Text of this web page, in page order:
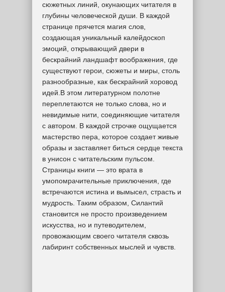
сюжетных линий, окунающих читателя в
глубины человеческой души. В каждой
странице прячется магия слов,
создающая уникальный калейдоскоп
эмоций, открывающий двери в
бескрайний ландшафт воображения, где
существуют герои, сюжеты и миры, столь
разнообразные, как бескрайний хоровод
идей.В этом литературном полотне
переплетаются не только слова, но и
невидимые нити, соединяющие читателя
с автором. В каждой строчке ощущается
мастерство пера, которое создает живые
образы и заставляет биться сердце текста
в унисон с читательским пульсом.
Страницы книги — это врата в
умопомрачительные приключения, где
встречаются истина и вымысел, страсть и
мудрость. Таким образом, Силантий
становится не просто произведением
искусства, но и путеводителем,
провожающим своего читателя сквозь
лабиринт собственных мыслей и чувств.